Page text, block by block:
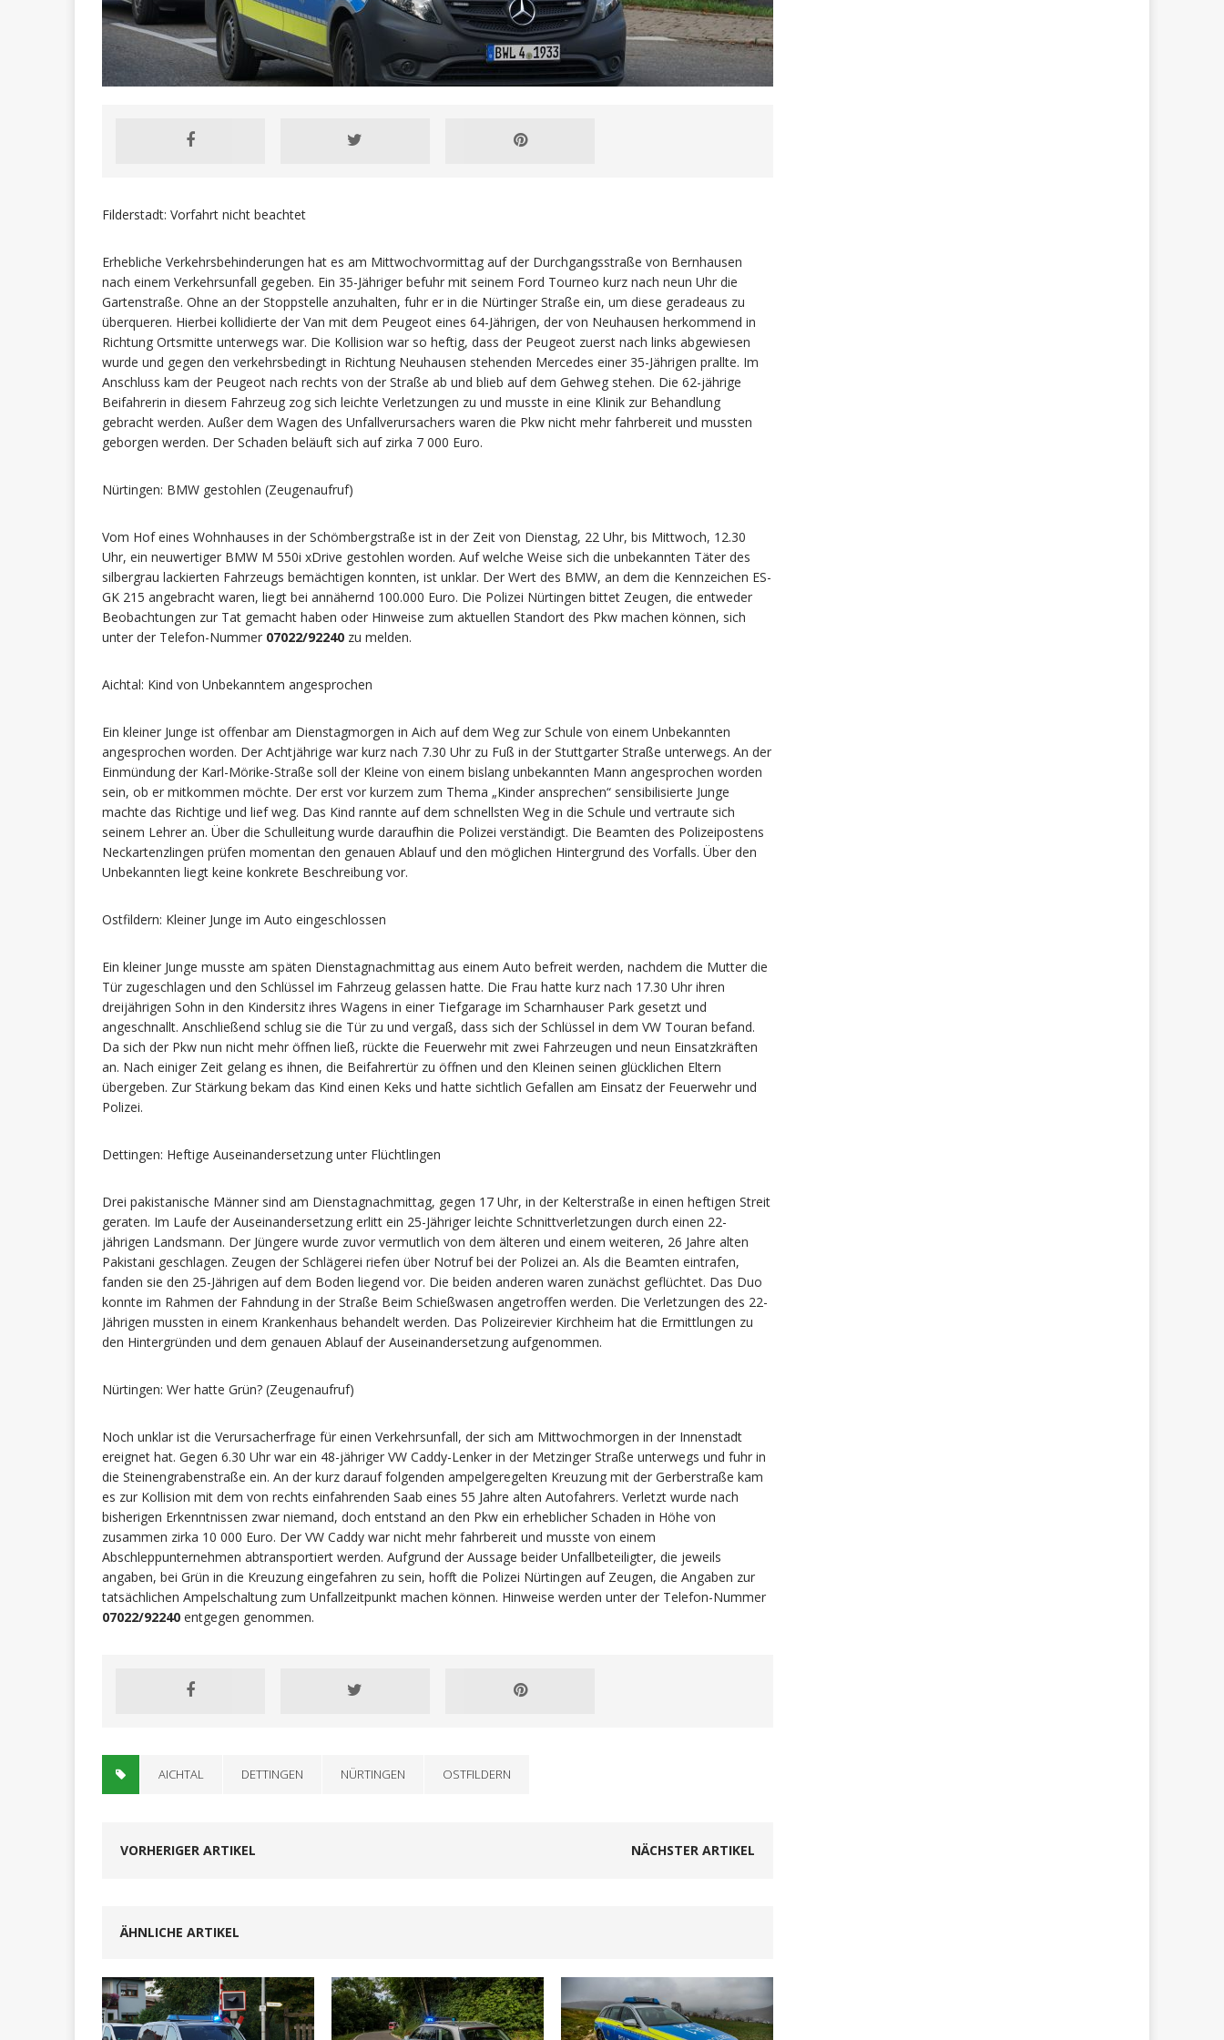
Filderstadt: Vorfahrt nicht beachtet
Erhebliche Verkehrsbehinderungen hat es am Mittwochvormittag auf der Durchgangsstraße von Bernhausen
nach einem Verkehrsunfall gegeben. Ein 35-Jähriger befuhr mit seinem Ford Tourneo kurz nach neun Uhr die
Gartenstraße. Ohne an der Stoppstelle anzuhalten, fuhr er in die Nürtinger Straße ein, um diese geradeaus zu
überqueren. Hierbei kollidierte der Van mit dem Peugeot eines 64-Jährigen, der von Neuhausen herkommend in
Richtung Ortsmitte unterwegs war. Die Kollision war so heftig, dass der Peugeot zuerst nach links abgewiesen
wurde und gegen den verkehrsbedingt in Richtung Neuhausen stehenden Mercedes einer 35-Jährigen prallte. Im
Anschluss kam der Peugeot nach rechts von der Straße ab und blieb auf dem Gehweg stehen. Die 62-jährige
Beifahrerin in diesem Fahrzeug zog sich leichte Verletzungen zu und musste in eine Klinik zur Behandlung
gebracht werden. Außer dem Wagen des Unfallverursachers waren die Pkw nicht mehr fahrbereit und mussten
geborgen werden. Der Schaden beläuft sich auf zirka 7 000 Euro.
Nürtingen: BMW gestohlen (Zeugenaufruf)
Vom Hof eines Wohnhauses in der Schömbergstraße ist in der Zeit von Dienstag, 22 Uhr, bis Mittwoch, 12.30
Uhr, ein neuwertiger BMW M 550i xDrive gestohlen worden. Auf welche Weise sich die unbekannten Täter des
silbergrau lackierten Fahrzeugs bemächtigen konnten, ist unklar. Der Wert des BMW, an dem die Kennzeichen ES-
GK 215 angebracht waren, liegt bei annähernd 100.000 Euro. Die Polizei Nürtingen bittet Zeugen, die entweder
Beobachtungen zur Tat gemacht haben oder Hinweise zum aktuellen Standort des Pkw machen können, sich
unter der Telefon-Nummer 07022/92240 zu melden.
Aichtal: Kind von Unbekanntem angesprochen
Ein kleiner Junge ist offenbar am Dienstagmorgen in Aich auf dem Weg zur Schule von einem Unbekannten
angesprochen worden. Der Achtjährige war kurz nach 7.30 Uhr zu Fuß in der Stuttgarter Straße unterwegs. An der
Einmündung der Karl-Mörike-Straße soll der Kleine von einem bislang unbekannten Mann angesprochen worden
sein, ob er mitkommen möchte. Der erst vor kurzem zum Thema „Kinder ansprechen“ sensibilisierte Junge
machte das Richtige und lief weg. Das Kind rannte auf dem schnellsten Weg in die Schule und vertraute sich
seinem Lehrer an. Über die Schulleitung wurde daraufhin die Polizei verständigt. Die Beamten des Polizeipostens
Neckartenzlingen prüfen momentan den genauen Ablauf und den möglichen Hintergrund des Vorfalls. Über den
Unbekannten liegt keine konkrete Beschreibung vor.
Ostfildern: Kleiner Junge im Auto eingeschlossen
Ein kleiner Junge musste am späten Dienstagnachmittag aus einem Auto befreit werden, nachdem die Mutter die
Tür zugeschlagen und den Schlüssel im Fahrzeug gelassen hatte. Die Frau hatte kurz nach 17.30 Uhr ihren
dreijährigen Sohn in den Kindersitz ihres Wagens in einer Tiefgarage im Scharnhauser Park gesetzt und
angeschnallt. Anschließend schlug sie die Tür zu und vergaß, dass sich der Schlüssel in dem VW Touran befand.
Da sich der Pkw nun nicht mehr öffnen ließ, rückte die Feuerwehr mit zwei Fahrzeugen und neun Einsatzkräften
an. Nach einiger Zeit gelang es ihnen, die Beifahrertür zu öffnen und den Kleinen seinen glücklichen Eltern
übergeben. Zur Stärkung bekam das Kind einen Keks und hatte sichtlich Gefallen am Einsatz der Feuerwehr und
Polizei.
Dettingen: Heftige Auseinandersetzung unter Flüchtlingen
Drei pakistanische Männer sind am Dienstagnachmittag, gegen 17 Uhr, in der Kelterstraße in einen heftigen Streit
geraten. Im Laufe der Auseinandersetzung erlitt ein 25-Jähriger leichte Schnittverletzungen durch einen 22-
jährigen Landsmann. Der Jüngere wurde zuvor vermutlich von dem älteren und einem weiteren, 26 Jahre alten
Pakistani geschlagen. Zeugen der Schlägerei riefen über Notruf bei der Polizei an. Als die Beamten eintrafen,
fanden sie den 25-Jährigen auf dem Boden liegend vor. Die beiden anderen waren zunächst geflüchtet. Das Duo
konnte im Rahmen der Fahndung in der Straße Beim Schießwasen angetroffen werden. Die Verletzungen des 22-
Jährigen mussten in einem Krankenhaus behandelt werden. Das Polizeirevier Kirchheim hat die Ermittlungen zu
den Hintergründen und dem genauen Ablauf der Auseinandersetzung aufgenommen.
Nürtingen: Wer hatte Grün? (Zeugenaufruf)
Noch unklar ist die Verursacherfrage für einen Verkehrsunfall, der sich am Mittwochmorgen in der Innenstadt
ereignet hat. Gegen 6.30 Uhr war ein 48-jähriger VW Caddy-Lenker in der Metzinger Straße unterwegs und fuhr in
die Steinengrabenstraße ein. An der kurz darauf folgenden ampelgeregelten Kreuzung mit der Gerberstraße kam
es zur Kollision mit dem von rechts einfahrenden Saab eines 55 Jahre alten Autofahrers. Verletzt wurde nach
bisherigen Erkenntnissen zwar niemand, doch entstand an den Pkw ein erheblicher Schaden in Höhe von
zusammen zirka 10 000 Euro. Der VW Caddy war nicht mehr fahrbereit und musste von einem
Abschleppunternehmen abtransportiert werden. Aufgrund der Aussage beider Unfallbeteiligter, die jeweils
angaben, bei Grün in die Kreuzung eingefahren zu sein, hofft die Polizei Nürtingen auf Zeugen, die Angaben zur
tatsächlichen Ampelschaltung zum Unfallzeitpunkt machen können. Hinweise werden unter der Telefon-Nummer
07022/92240 entgegen genommen.
AICHTAL DETTINGEN NÜRTINGEN OSTFILDERN
VORHERIGER ARTIKEL NÄCHSTER ARTIKEL
ÄHNLICHE ARTIKEL